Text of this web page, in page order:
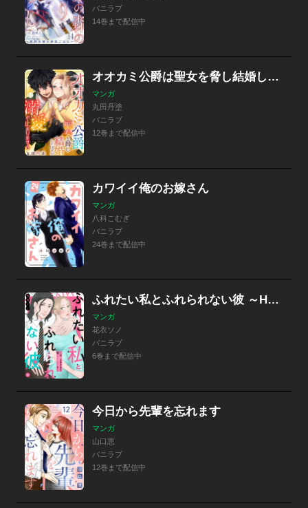
バニラブ
14巻まで配信中
オオカミ公爵は聖女を脅し結婚したはずが溺愛が止まりません
マンガ
丸田丹塗
バニラブ
12巻まで配信中
カワイイ俺のお嫁さん
マンガ
八科こむぎ
バニラブ
24巻まで配信中
ふれたい私とふれられない彼 ～Hが上手すぎて振られました!?～
マンガ
花衣ソノ
バニラブ
6巻まで配信中
今日から先輩を忘れます
マンガ
山口恵
バニラブ
12巻まで配信中